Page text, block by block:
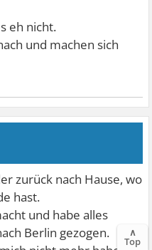
eh nicht.
und machen sich
zurück nach Hause, wo
hast.
und habe alles
Berlin gezogen.
∧
Top